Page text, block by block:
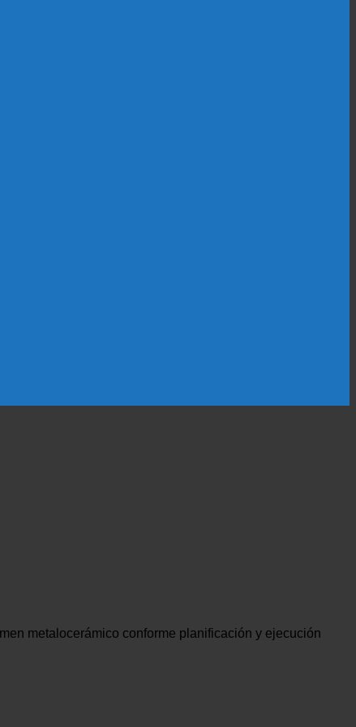
metalocerámico conforme planificación y ejecución